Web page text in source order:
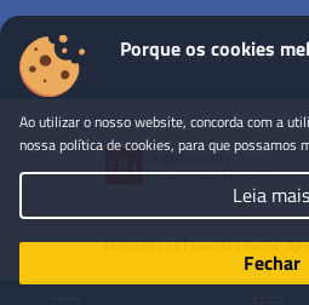
Sites de apostas - Todos os
Porque os cookies
Ao utilizar o nosso website, concorda com a
nossa política de cookies, para que possamos
Leia mais
Fechar
Ministério da Fazenda adverte: